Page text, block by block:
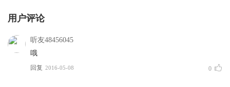
用户评论
听友48456045
哦
回复 2016-05-08 0